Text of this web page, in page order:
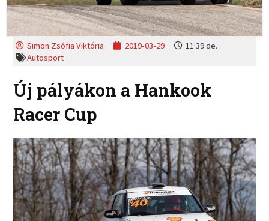
Simon Zsófia Viktória 2019-03-29
11:39 de.
Autosport
Új pályákon a Hankook
Racer Cup